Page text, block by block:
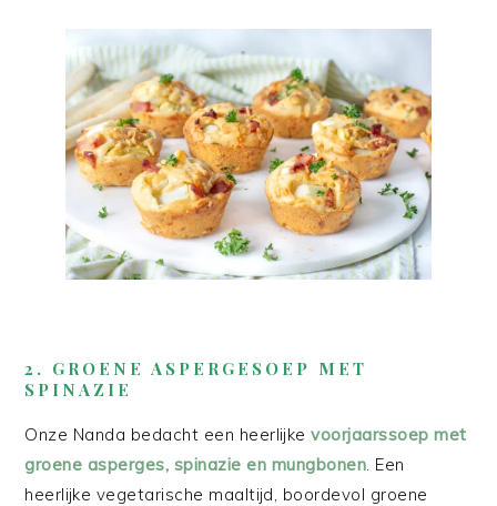
2. GROENE ASPERGESOEP MET
SPINAZIE
Onze Nanda bedacht een heerlijkevoorjaarssoep met
groene asperges, spinazie en mungbonen . Een
heerlijke vegetarische maaltijd, boordevol groene